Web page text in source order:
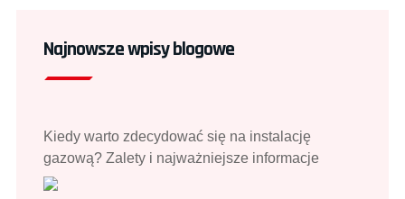
Najnowsze wpisy blogowe
Kiedy warto zdecydować się na instalację
gazową? Zalety i najważniejsze informacje